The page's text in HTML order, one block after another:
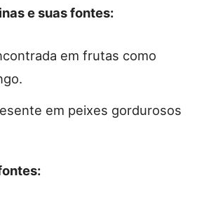
e suas fontes:
em frutas como
em peixes gordurosos